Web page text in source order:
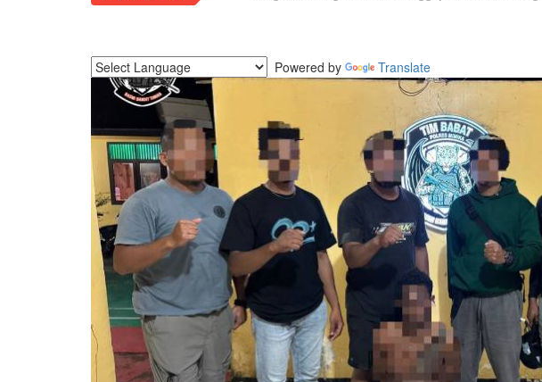
Powered by Translate